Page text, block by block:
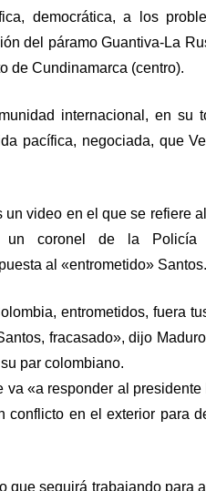
democrática, a los
del páramo Guantiva-La
de Cundinamarca (centro).
internacional, en su
pacífica, negociada, que
video en el que se refiere
un coronel de la Policía
al «entrometido» Santos.
entrometidos, fuera
fracasado», dijo
par colombiano.
«a responder al presidente
conflicto en el exterior para
que seguirá trabajando para